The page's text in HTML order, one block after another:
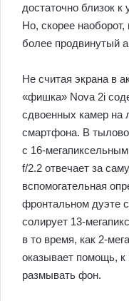
достаточно близок
Но, скорее наоборот,
более продвинутый
Не считая экрана в
«фишка» Nova 2i
сдвоенных камер на
смартфона. В
с 16-
f/2.2 отвечает за
вспомогательная
фронтальном дуэте
солирует 13-
в то время, как 2-
оказывает помощь, к
размывать фон.